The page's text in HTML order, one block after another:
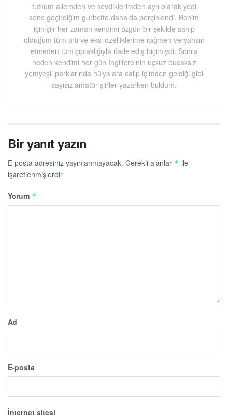
tutkum ailemden ve sevdiklerimden ayrı olarak yedi
sene geçirdiğim gurbette daha da perçinlendi. Benim
için şiir her zaman kendimi özgün bir şekilde sahip
olduğum tüm artı ve eksi özelliklerime rağmen veryansın
etmeden tüm çıplaklığıyla ifade ediş biçimiydi. Sonra
neden kendimi her gün İngiltere’nin uçsuz bucaksız
yemyeşil parklarında hülyalara dalıp içimden geldiği gibi
sayısız amatör şiirler yazarken buldum.
Bir yanıt yazın
E-posta adresiniz yayınlanmayacak. Gerekli alanlar * ile
işaretlenmişlerdir
Yorum *
Ad
E-posta
İnternet sitesi